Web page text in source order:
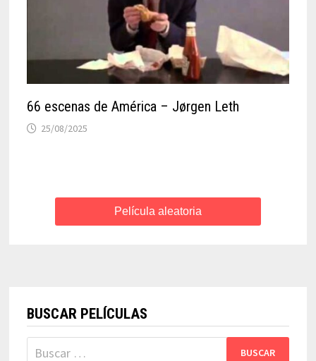
66 escenas de América – Jørgen Leth
25/08/2025
Película aleatoria
BUSCAR PELÍCULAS
Buscar: